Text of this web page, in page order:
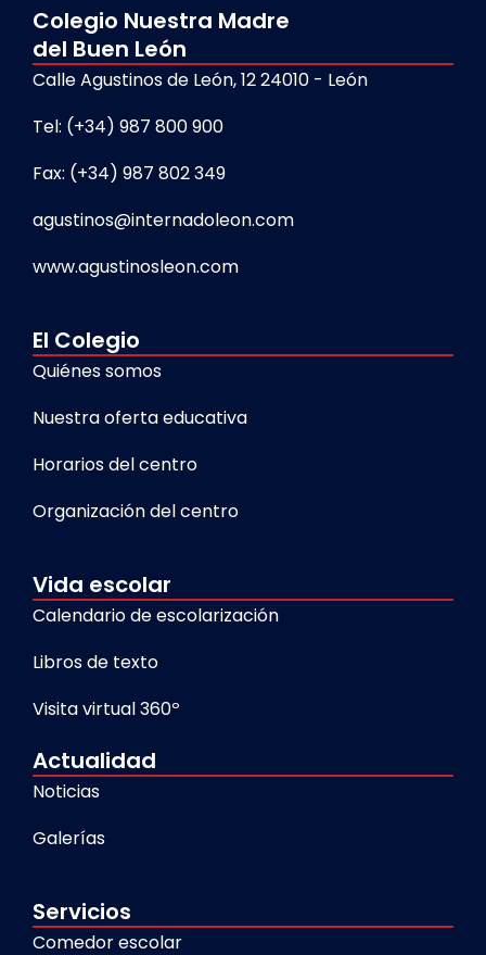
Colegio Nuestra Madre
del Buen León
Calle Agustinos de León, 12 24010 - León
Tel: (+34) 987 800 900
Fax: (+34) 987 802 349
agustinos@internadoleon.com
www.agustinosleon.com
El Colegio
Quiénes somos
Nuestra oferta educativa
Horarios del centro
Organización del centro
Vida escolar
Calendario de escolarización
Libros de texto
Visita virtual 360º
Actualidad
Noticias
Galerías
Servicios
Comedor escolar